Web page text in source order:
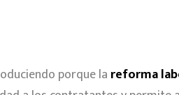
porque la reforma